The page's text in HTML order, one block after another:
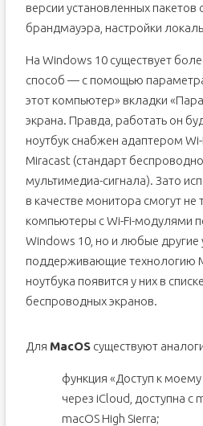
версии установленных пакетов
брандмауэра, настройки
На Windows 10 существует
способ — с помощью
этот компьютер» вкладки
экрана. Правда, работать он
ноутбук снабжен адаптером
Miracast (стандарт
мультимедиа-сигнала). Зато
в качестве монитора смогут не
компьютеры с Wi-Fi-модулями
Windows 10, но и любые другие
поддерживающие технологию
ноутбука появится у них в
беспроводных экранов.
Для MacOSсуществуют
функция «Доступ к
через iCloud, доступна с
macOS High Sierra;